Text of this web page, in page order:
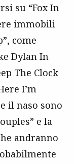
su “Fox In
immobili
come
Dylan In
The Clock
I’m
il naso sono
e la
andranno